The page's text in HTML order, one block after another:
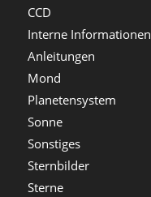
CCD
Interne Informationen
Anleitungen
Mond
Planetensystem
Sonne
Sonstiges
Sternbilder
Sterne